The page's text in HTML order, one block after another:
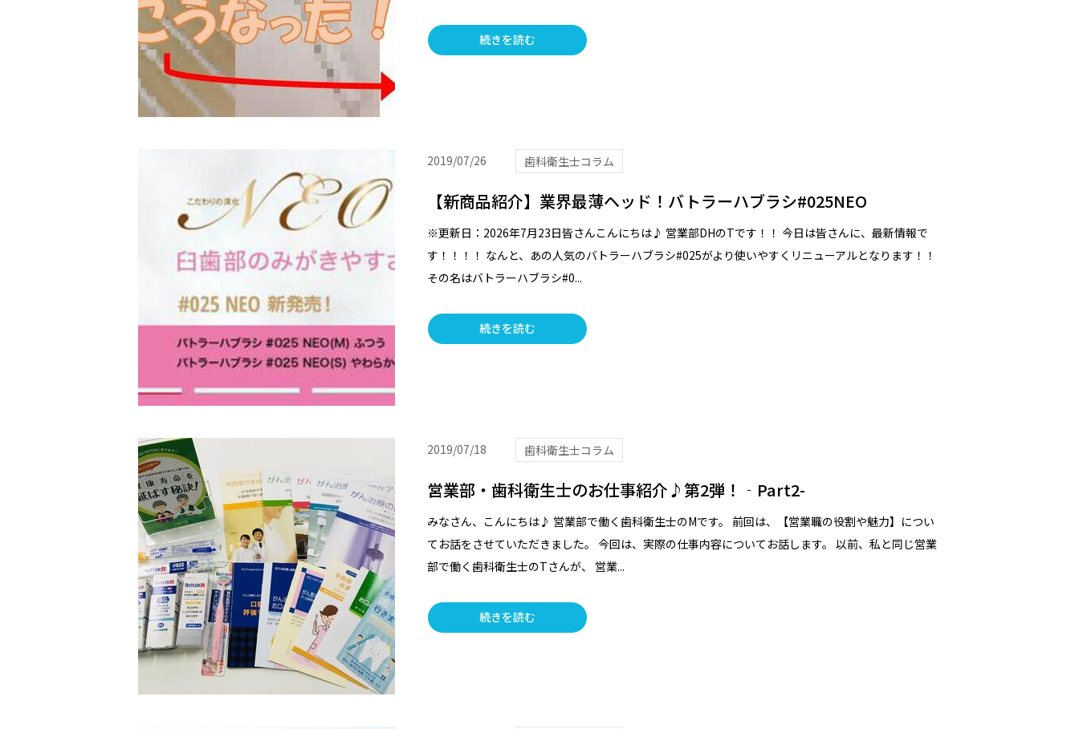
続きを読む
2019/07/26 歯科衛生士コラム
【新商品紹介】業界最薄ヘッド！バトラーハブラシ#025NEO
※更新日：2026年7月23日皆さんこんにちは♪ 営業部DHのTです！！ 今日は皆さんに、最新情報で
す！！！！ なんと、あの人気のバトラーハブラシ#025がより使いやすくリニューアルとなります！！
その名はバトラーハブラシ#0...
続きを読む
2019/07/18 歯科衛生士コラム
営業部・歯科衛生士のお仕事紹介♪第2弾！‐Part2-
みなさん、こんにちは♪ 営業部で働く歯科衛生士のMです。 前回は、【営業職の役割や魅力】につい
てお話をさせていただきました。 今回は、実際の仕事内容についてお話します。 以前、私と同じ営業
部で働く歯科衛生士のTさんが、 営業...
続きを読む